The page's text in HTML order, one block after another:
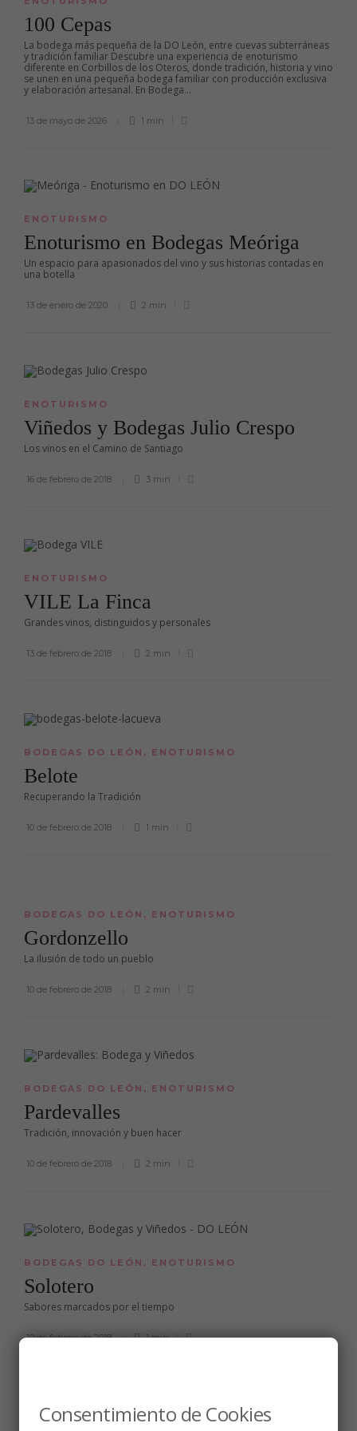
100 Cepas
La bodega más pequeña de la DO León, entre cuevas subterráneas
y tradición familiar Descubre una experiencia de enoturismo
diferente en Corbillos de los Oteros, donde tradición, historia y vino
se unen en una pequeña bodega familiar con producción exclusiva
y elaboración artesanal. En Bodega...
13 de mayo de 2026 1 min
ENOTURISMO
Enoturismo en Bodegas Meóriga
Un espacio para apasionados del vino y sus historias contadas en
una botella
13 de enero de 2020 2 min
ENOTURISMO
Viñedos y Bodegas Julio Crespo
Los vinos en el Camino de Santiago
16 de febrero de 2018 3 min
ENOTURISMO
VILE La Finca
Grandes vinos, distinguidos y personales
13 de febrero de 2018 2 min
BODEGAS DO LEÓN , ENOTURISMO
Belote
Recuperando la Tradición
10 de febrero de 2018 1 min
BODEGAS DO LEÓN , ENOTURISMO
Gordonzello
La ilusión de todo un pueblo
10 de febrero de 2018 2 min
BODEGAS DO LEÓN , ENOTURISMO
Pardevalles
Tradición, innovación y buen hacer
10 de febrero de 2018 2 min
BODEGAS DO LEÓN , ENOTURISMO
Solotero
Sabores marcados por el tiempo
10 de febrero de 2018 1 min
Consentimiento de Cookies